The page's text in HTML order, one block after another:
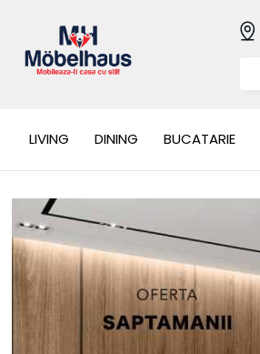
LIVING DINING BUCATARIE